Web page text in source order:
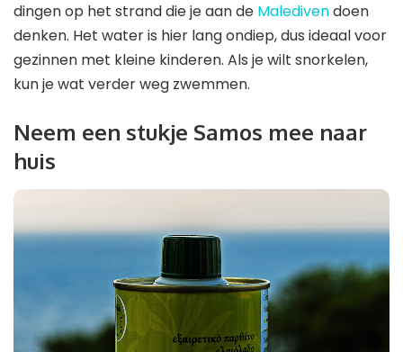
dingen op het strand die je aan de Maledivendoen
denken. Het water is hier lang ondiep, dus ideaal voor
gezinnen met kleine kinderen. Als je wilt snorkelen,
kun je wat verder weg zwemmen.
Neem een ​​stukje Samos mee naar
huis